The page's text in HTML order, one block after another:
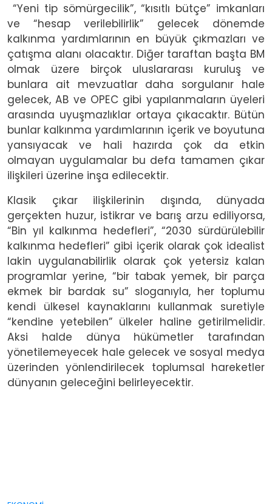
“Yeni tip sömürgecilik”, “kısıtlı bütçe” imkanları
ve “hesap verilebilirlik” gelecek dönemde
kalkınma yardımlarının en büyük çıkmazları ve
çatışma alanı olacaktır. Diğer taraftan başta BM
olmak üzere birçok uluslararası kuruluş ve
bunlara ait mevzuatlar daha sorgulanır hale
gelecek, AB ve OPEC gibi yapılanmaların üyeleri
arasında uyuşmazlıklar ortaya çıkacaktır. Bütün
bunlar kalkınma yardımlarının içerik ve boyutuna
yansıyacak ve hali hazırda çok da etkin
olmayan uygulamalar bu defa tamamen çıkar
ilişkileri üzerine inşa edilecektir.
Klasik çıkar ilişkilerinin dışında, dünyada
gerçekten huzur, istikrar ve barış arzu ediliyorsa,
“Bin yıl kalkınma hedefleri”, “2030 sürdürülebilir
kalkınma hedefleri” gibi içerik olarak çok idealist
lakin uygulanabilirlik olarak çok yetersiz kalan
programlar yerine, “bir tabak yemek, bir parça
ekmek bir bardak su” sloganıyla, her toplumu
kendi ülkesel kaynaklarını kullanmak suretiyle
“kendine yetebilen” ülkeler haline getirilmelidir.
Aksi halde dünya hükümetler tarafından
yönetilemeyecek hale gelecek ve sosyal medya
üzerinden yönlendirilecek toplumsal hareketler
dünyanın geleceğini belirleyecektir.